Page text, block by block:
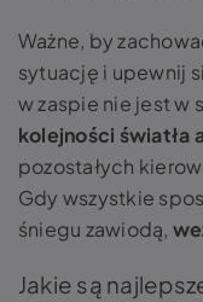
Ważne, by
sytuację i upewnij
w zaspie nie jest w
kolejności światła
pozostałych
Gdy wszystkie
śniegu zawiodą,
Jakie są